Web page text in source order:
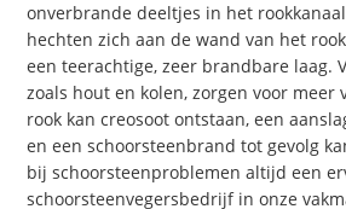
onverbrande deeltjes in het
hechten zich aan de wand van het
een teerachtige, zeer brandbare laag.
zoals hout en kolen, zorgen voor meer
rook kan creosoot ontstaan, een
en een schoorsteenbrand tot gevolg
bij schoorsteenproblemen altijd een
schoorsteenvegersbedrijf in onze